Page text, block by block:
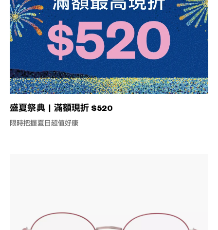
盛夏祭典｜滿額現折 $520
限時把握夏日超值好康